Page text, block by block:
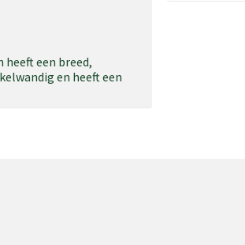
heeft een breed,
en heeft een